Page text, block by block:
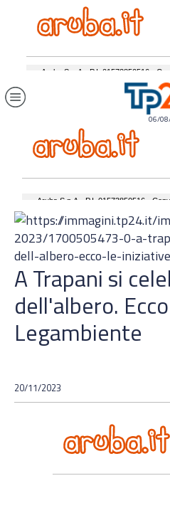
06/
A Trapani si
dell'albero.
Legambiente
20/11/2023